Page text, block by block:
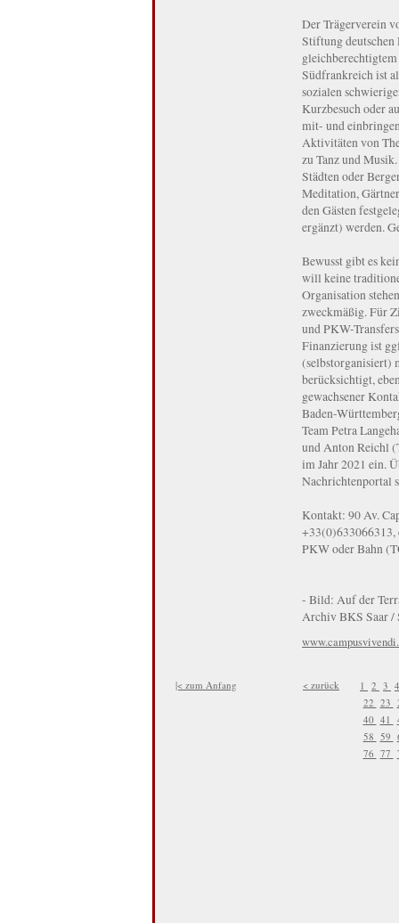
Der Trägerverein
Stiftung
Südfrankreich ist
sozialen
Kurzbesuch oder
mit- und
Aktivitäten von
zu Tanz und
Städten oder
Meditation,
den Gästen
ergänzt) werden.
Bewusst gibt es
will keine
Organisation
zweckmäßig. Für
und PKW-
Finanzierung ist
(selbstorganisiert)
berücksichtigt,
gewachsener
Baden-
Team Petra
und Anton Reichl
im Jahr 2021 ein.
Nachrichtenportal
Kontakt: 90 Av.
+33(0)633066313,
PKW oder Bahn
- Bild: Auf der
Archiv BKS Saar /
|< zum Anfang < zurück 1 2 3
22 23
40 41
58 59
76 77